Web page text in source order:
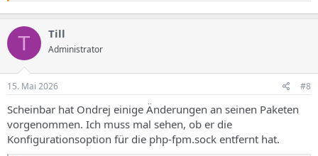
T Till
Administrator
15. Mai 2026 #8
Scheinbar hat Ondrej einige Änderungen an seinen Paketen
vorgenommen. Ich muss mal sehen, ob er die
Konfigurationsoption für die php-fpm.sock entfernt hat.